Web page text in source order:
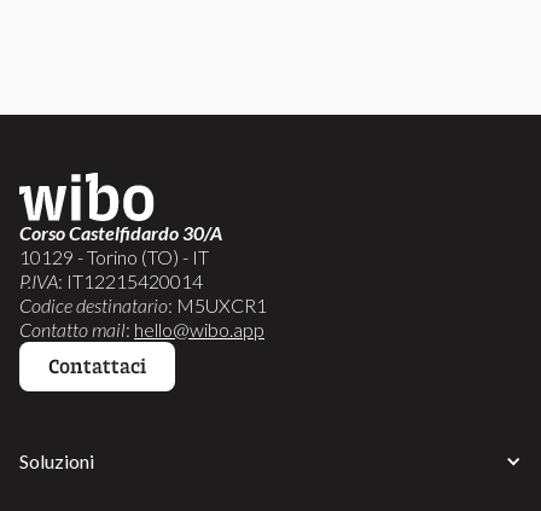
Corso Castelfidardo 30/A
10129 - Torino (TO) - IT
P.IVA: IT12215420014
Codice destinatario: M5UXCR1
Contatto mail: hello@wibo.app
Contattaci
Soluzioni